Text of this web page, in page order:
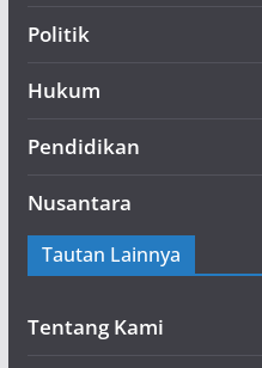
Politik
Hukum
Pendidikan
Nusantara
Tautan Lainnya
Tentang Kami